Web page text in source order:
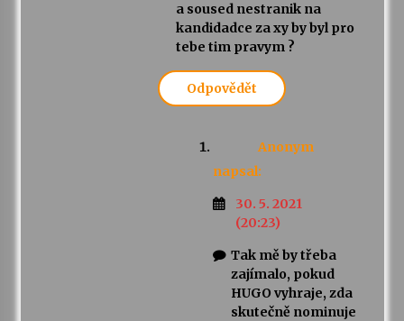
a soused nestranik na
kandidadce za xy by byl pro
tebe tim pravym ?
Odpovědět
Anonym
napsal:
30. 5. 2021
(20:23)
Tak mě by třeba
zajímalo, pokud
HUGO vyhraje, zda
skutečně nominuje